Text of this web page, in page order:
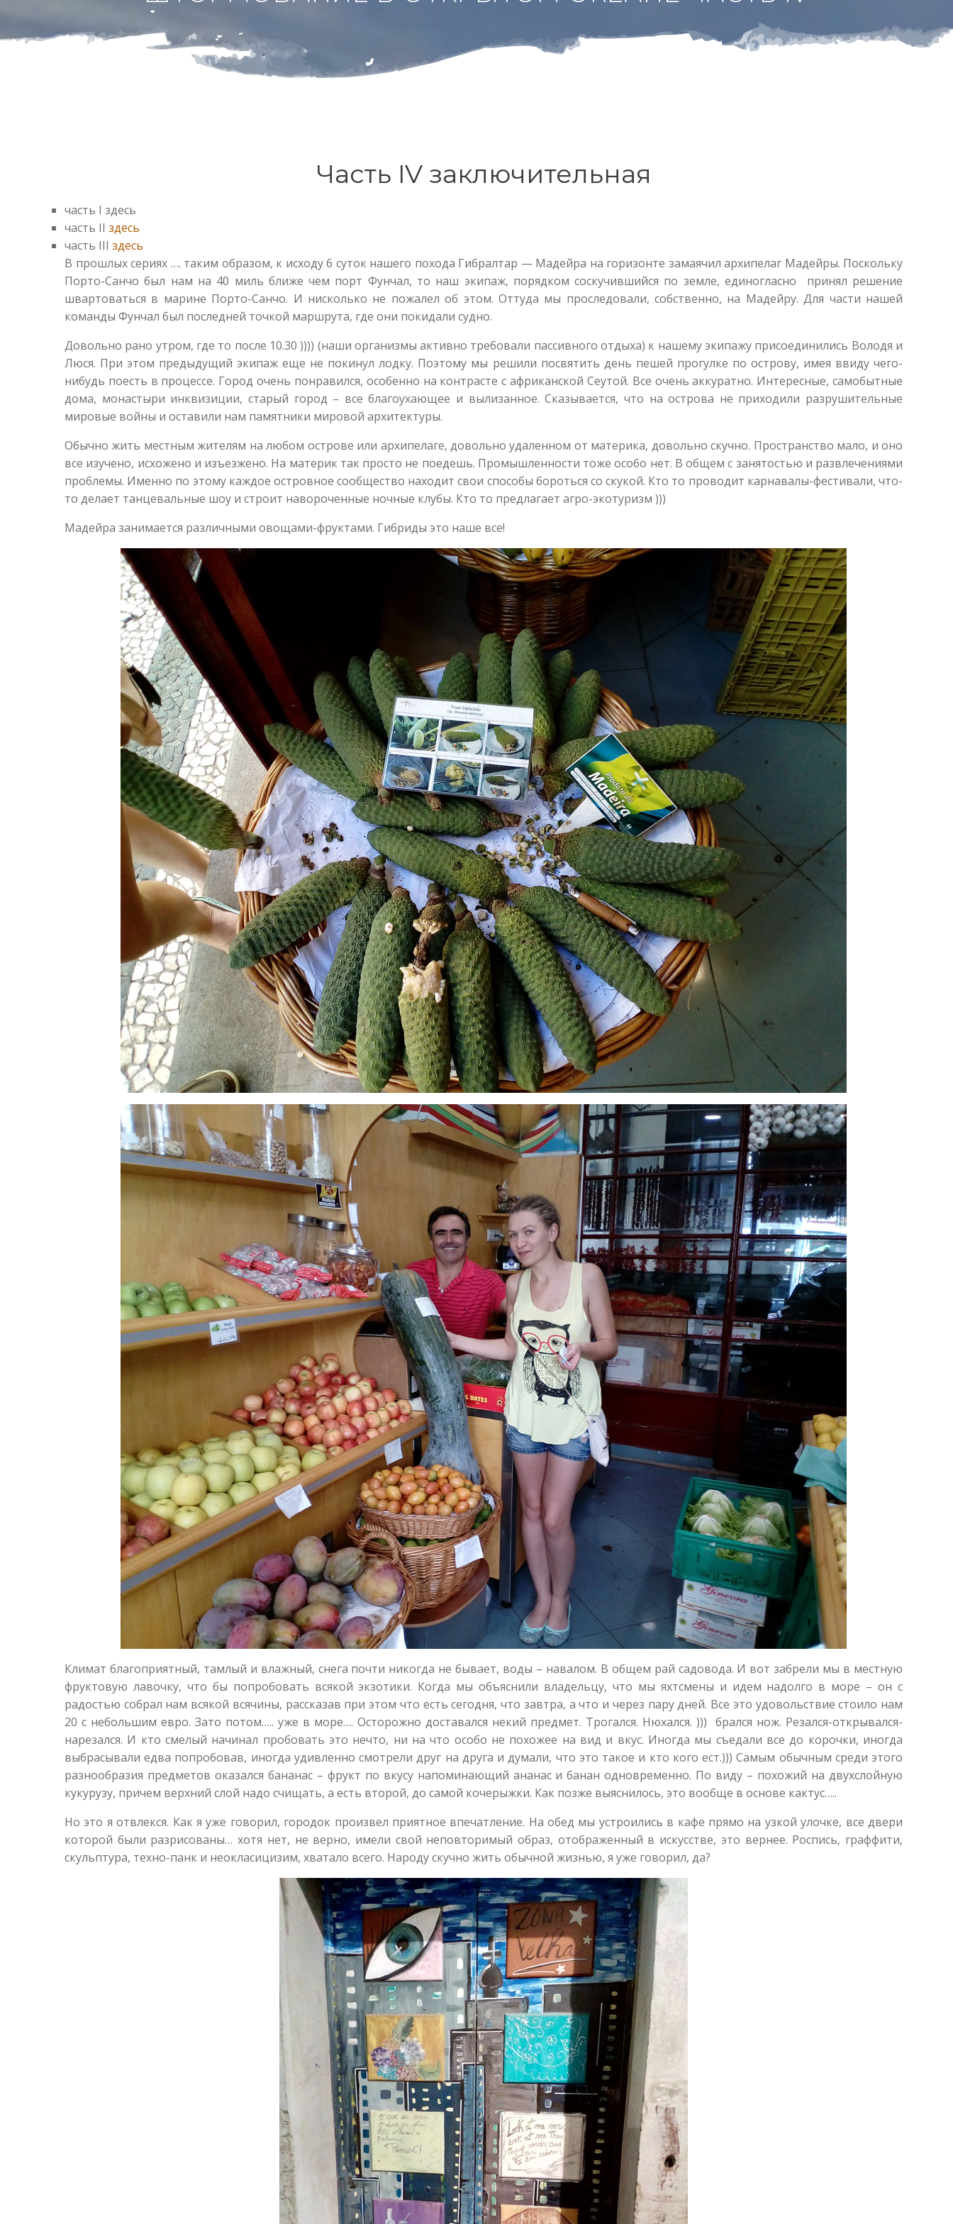
Часть IV заключительная
часть I здесь
часть II здесь
часть III здесь
В прошлых сериях …. таким образом, к исходу 6 суток нашего похода Гибралтар — Мадейра на горизонте замаячил архипелаг Мадейры. Поскольку
Порто-Санчо был нам на 40 миль ближе чем порт Фунчал, то наш экипаж, порядком соскучившийся по земле, единогласно принял решение
швартоваться в марине Порто-Санчо. И нисколько не пожалел об этом. Оттуда мы проследовали, собственно, на Мадейру. Для части нашей
команды Фунчал был последней точкой маршрута, где они покидали судно.
Довольно рано утром, где то после 10.30 )))) (наши организмы активно требовали пассивного отдыха) к нашему экипажу присоединились Володя и
Люся. При этом предыдущий экипаж еще не покинул лодку. Поэтому мы решили посвятить день пешей прогулке по острову, имея ввиду чего-
нибудь поесть в процессе. Город очень понравился, особенно на контрасте с африканской Сеутой. Все очень аккуратно. Интересные, самобытные
дома, монастыри инквизиции, старый город – все благоухающее и вылизанное. Сказывается, что на острова не приходили разрушительные
мировые войны и оставили нам памятники мировой архитектуры.
Обычно жить местным жителям на любом острове или архипелаге, довольно удаленном от материка, довольно скучно. Пространство мало, и оно
все изучено, исхожено и изъезжено. На материк так просто не поедешь. Промышленности тоже особо нет. В общем с занятостью и развлечениями
проблемы. Именно по этому каждое островное сообщество находит свои способы бороться со скукой. Кто то проводит карнавалы-фестивали, что-
то делает танцевальные шоу и строит навороченные ночные клубы. Кто то предлагает агро-экотуризм )))
Мадейра занимается различными овощами-фруктами. Гибриды это наше все!
Климат благоприятный, тамлый и влажный, снега почти никогда не бывает, воды – навалом. В общем рай садовода. И вот забрели мы в местную
фруктовую лавочку, что бы попробовать всякой экзотики. Когда мы объяснили владельцу, что мы яхтсмены и идем надолго в море – он с
радостью собрал нам всякой всячины, рассказав при этом что есть сегодня, что завтра, а что и через пару дней. Все это удовольствие стоило нам
20 с небольшим евро. Зато потом….. уже в море…. Осторожно доставался некий предмет. Трогался. Нюхался. ))) брался нож. Резался-открывался-
нарезался. И кто смелый начинал пробовать это нечто, ни на что особо не похожее на вид и вкус. Иногда мы съедали все до корочки, иногда
выбрасывали едва попробовав, иногда удивленно смотрели друг на друга и думали, что это такое и кто кого ест.))) Самым обычным среди этого
разнообразия предметов оказался бананас – фрукт по вкусу напоминающий ананас и банан одновременно. По виду – похожий на двухслойную
кукурузу, причем верхний слой надо счищать, а есть второй, до самой кочерыжки. Как позже выяснилось, это вообще в основе кактус…..
Но это я отвлекся. Как я уже говорил, городок произвел приятное впечатление. На обед мы устроились в кафе прямо на узкой улочке, все двери
которой были разрисованы… хотя нет, не верно, имели свой неповторимый образ, отображенный в искусстве, это вернее. Роспись, граффити,
скульптура, техно-панк и неокласицизим, хватало всего. Народу скучно жить обычной жизнью, я уже говорил, да?